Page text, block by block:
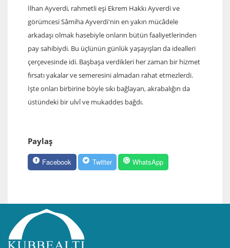
İlhan Ayverdi, rahmetli eşi Ekrem Hakkı Ayverdi ve
görümcesi Sâmiha Ayverdi'nin en yakın mücâdele
arkadaşı olmak hasebiyle onların bütün faaliyetlerinden
pay sahibiydi. Bu üçlünün günlük yaşayışları da idealleri
çerçevesinde idi. Başbaşa verdikleri her zaman bir hizmet
fırsatı yakalar ve semeresini almadan rahat etmezlerdi.
İşte onları birbirine böyle sıkı bağlayan, akrabalığın da
üstündeki bir ulvî ve mukaddes bağdı.
Paylaş
Facebook Twitter WhatsApp